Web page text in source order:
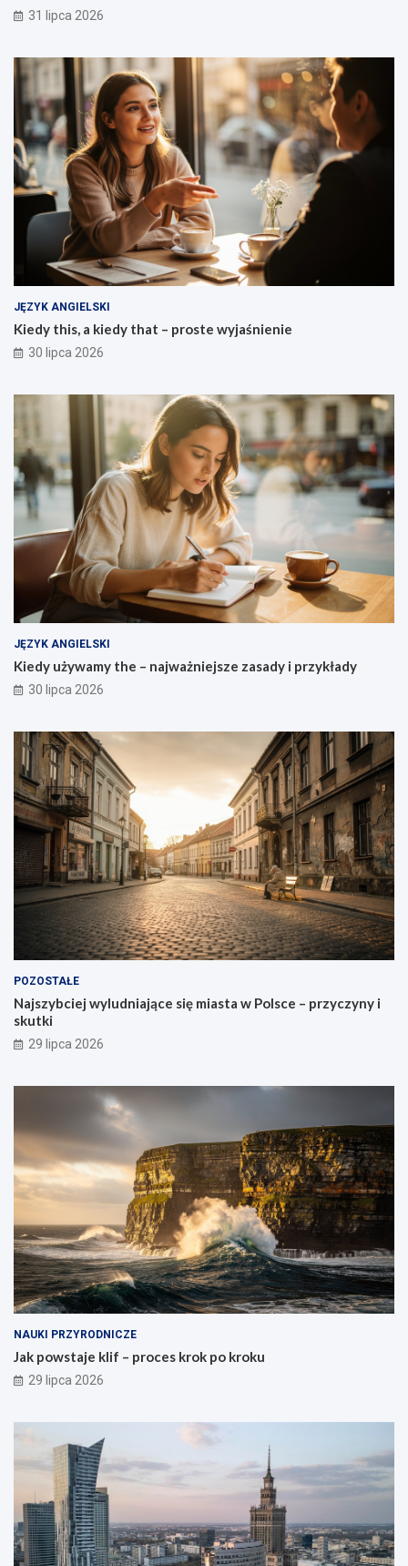
31 lipca 2026
JĘZYK ANGIELSKI
Kiedy this, a kiedy that – proste wyjaśnienie
30 lipca 2026
JĘZYK ANGIELSKI
Kiedy używamy the – najważniejsze zasady i przykłady
30 lipca 2026
POZOSTAŁE
Najszybciej wyludniające się miasta w Polsce – przyczyny i
skutki
29 lipca 2026
NAUKI PRZYRODNICZE
Jak powstaje klif – proces krok po kroku
29 lipca 2026